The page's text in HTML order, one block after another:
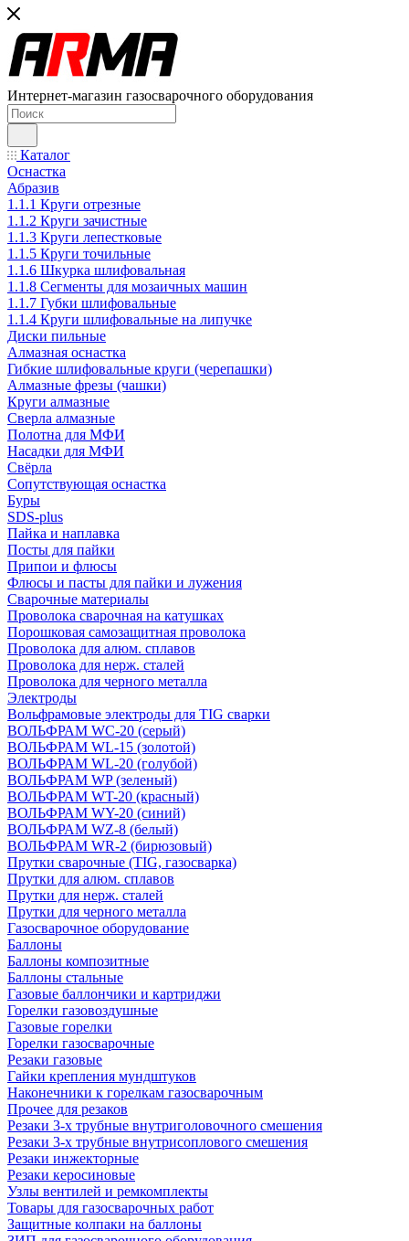
Интернет-магазин газосварочного оборудования
Каталог
Оснастка
Абразив
1.1.1 Круги отрезные
1.1.2 Круги зачистные
1.1.3 Круги лепестковые
1.1.5 Круги точильные
1.1.6 Шкурка шлифовальная
1.1.8 Сегменты для мозаичных машин
1.1.7 Губки шлифовальные
1.1.4 Круги шлифовальные на липучке
Диски пильные
Алмазная оснастка
Гибкие шлифовальные круги (черепашки)
Алмазные фрезы (чашки)
Круги алмазные
Сверла алмазные
Полотна для МФИ
Насадки для МФИ
Свёрла
Сопутствующая оснастка
Буры
SDS-plus
Пайка и наплавка
Посты для пайки
Припои и флюсы
Флюсы и пасты для пайки и лужения
Сварочные материалы
Проволока сварочная на катушках
Порошковая самозащитная проволока
Проволока для алюм. сплавов
Проволока для нерж. сталей
Проволока для черного металла
Электроды
Вольфрамовые электроды для TIG сварки
ВОЛЬФРАМ WC-20 (серый)
ВОЛЬФРАМ WL-15 (золотой)
ВОЛЬФРАМ WL-20 (голубой)
ВОЛЬФРАМ WP (зеленый)
ВОЛЬФРАМ WT-20 (красный)
ВОЛЬФРАМ WY-20 (синий)
ВОЛЬФРАМ WZ-8 (белый)
ВОЛЬФРАМ WR-2 (бирюзовый)
Прутки сварочные (TIG, газосварка)
Прутки для алюм. сплавов
Прутки для нерж. сталей
Прутки для черного металла
Газосварочное оборудование
Баллоны
Баллоны композитные
Баллоны стальные
Газовые баллончики и картриджи
Горелки газовоздушные
Газовые горелки
Горелки газосварочные
Резаки газовые
Гайки крепления мундштуков
Наконечники к горелкам газосварочным
Прочее для резаков
Резаки 3-х трубные внутриголовочного смешения
Резаки 3-х трубные внутрисоплового смешения
Резаки инжекторные
Резаки керосиновые
Узлы вентилей и ремкомплекты
Товары для газосварочных работ
Защитные колпаки на баллоны